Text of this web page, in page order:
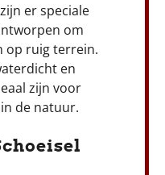
er speciale
om
op ruig terrein.
en
zijn voor
de natuur.